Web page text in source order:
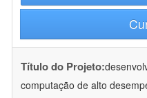
Título do Projeto:
computação de alto